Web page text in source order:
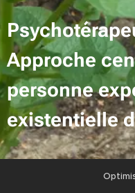
Approche
personne
existentielle